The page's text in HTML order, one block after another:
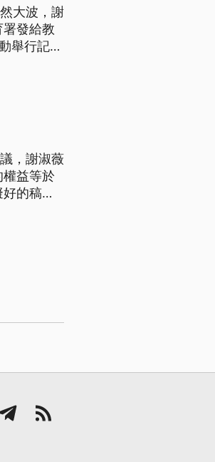
大波，謝
發給教
，謝淑薇
權益等於
經連續